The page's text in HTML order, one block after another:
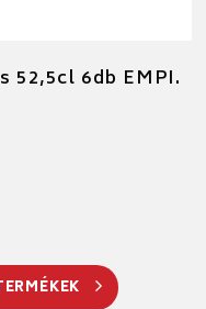
52,5cl 6db EMPI.